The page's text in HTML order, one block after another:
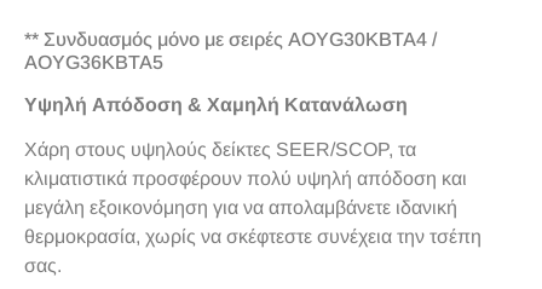
** Συνδυασμός μόνο με σειρές AOYG30KBTA4 /
AOYG36KBTA5
Υψηλή Απόδοση & Χαμηλή Κατανάλωση
Χάρη στους υψηλούς δείκτες SEER/SCOP, τα
κλιματιστικά προσφέρουν πολύ υψηλή απόδοση και
μεγάλη εξοικονόμηση για να απολαμβάνετε ιδανική
θερμοκρασία, χωρίς να σκέφτεστε συνέχεια την τσέπη
σας.